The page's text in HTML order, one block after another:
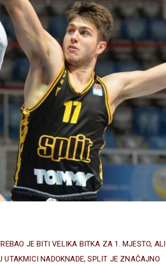
JE BITI VELIKA BITKA ZA 1. MJESTO, ALI
UTAKMICI NADOKNADE, SPLIT JE ZNAČAJNO